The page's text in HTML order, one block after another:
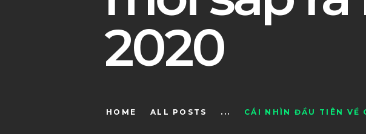
2020
HOME ALL POSTS ... CÁI NHÌN ĐẦU TIÊN VỀ